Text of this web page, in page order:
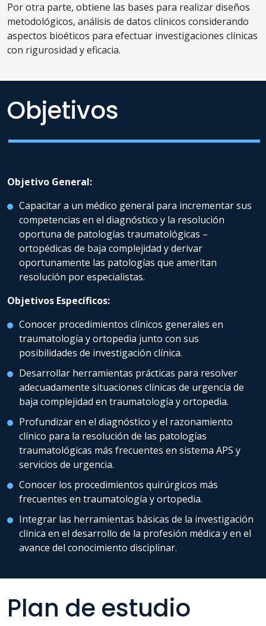
Por otra parte, obtiene las bases para realizar diseños
metodológicos, análisis de datos clínicos considerando
aspectos bioéticos para efectuar investigaciones clínicas
con rigurosidad y eficacia.
Objetivo General:
Capacitar a un médico general para incrementar sus
competencias en el diagnóstico y la resolución
oportuna de patologías traumatológicas –
ortopédicas de baja complejidad y derivar
oportunamente las patologías que ameritan
resolución por especialistas.
Objetivos Específicos:
Conocer procedimientos clínicos generales en
traumatología y ortopedia junto con sus
posibilidades de investigación clínica.
Desarrollar herramientas prácticas para resolver
adecuadamente situaciones clínicas de urgencia de
baja complejidad en traumatología y ortopedia.
Profundizar en el diagnóstico y el razonamiento
clínico para la resolución de las patologías
traumatológicas más frecuentes en sistema APS y
servicios de urgencia.
Conocer los procedimientos quirúrgicos más
frecuentes en traumatología y ortopedia.
Integrar las herramientas básicas de la investigación
clínica en el desarrollo de la profesión médica y en el
avance del conocimiento disciplinar.
Objetivos
Plan de estudio